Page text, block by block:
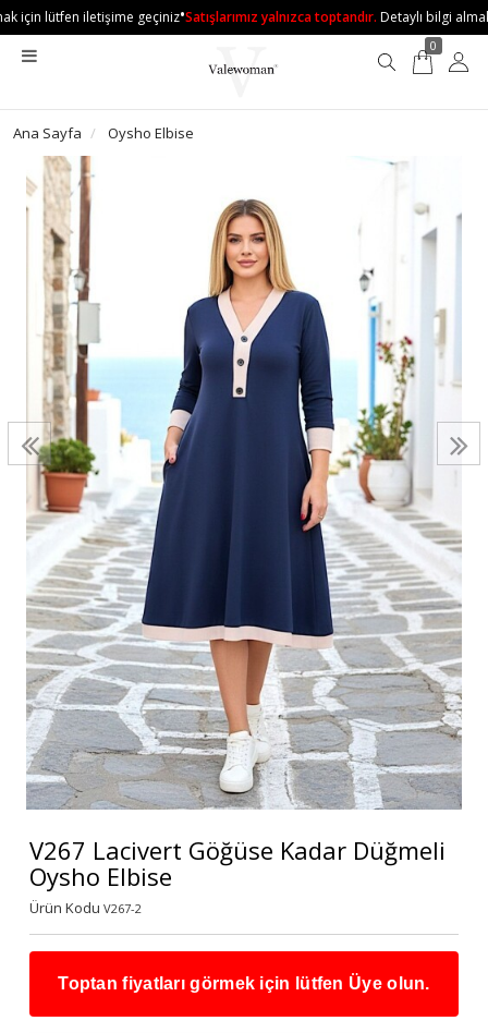
için lütfen iletişime geçiniz•Satışlarımız yalnızca toptandır.Detaylı bilgi almak
0
Ana Sayfa Oysho Elbise
V267 Lacivert Göğüse Kadar Düğmeli
Oysho Elbise
Ürün Kodu V267-2
Toptan fiyatları görmek için lütfen Üye olun.